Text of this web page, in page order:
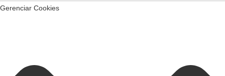
Gerenciar Cookies